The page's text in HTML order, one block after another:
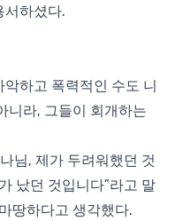
서하셨다.
하고 폭력적인 수도 니
니라, 그들이 회개하는
님, 제가 두려워했던 것
났던 것입니다”라고 말
땅하다고 생각했다.